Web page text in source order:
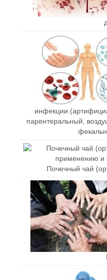
инфекции
парентеральный,
Почечный чай